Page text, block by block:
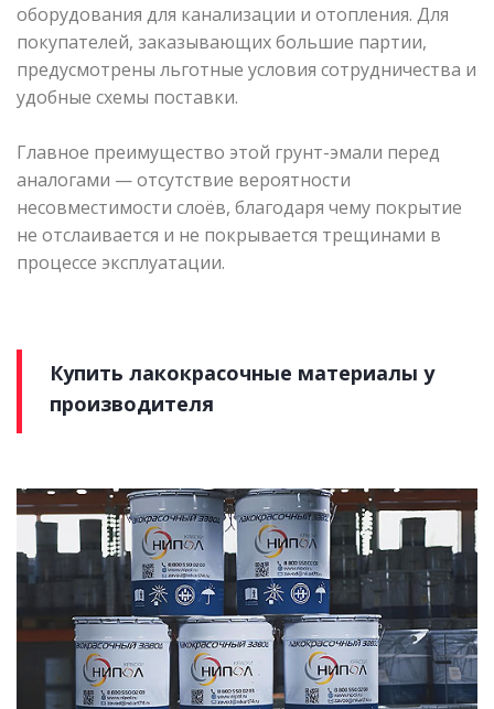
оборудования для канализации и отопления. Для
покупателей, заказывающих большие партии,
предусмотрены льготные условия сотрудничества и
удобные схемы поставки.
Главное преимущество этой грунт-эмали перед
аналогами — отсутствие вероятности
несовместимости слоёв, благодаря чему покрытие
не отслаивается и не покрывается трещинами в
процессе эксплуатации.
Купить лакокрасочные материалы у
производителя